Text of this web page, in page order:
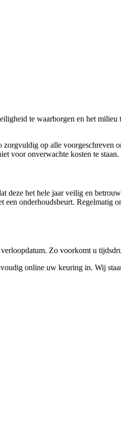
te waarborgen en het
op alle voorgeschreven
voor onverwachte kosten te staan.
deze het hele jaar veilig en
onderhoudsbeurt. Regelmatig
Zo voorkomt u
online uw keuring in. Wij